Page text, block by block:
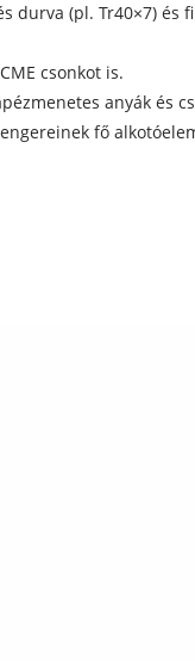
durva (pl. Tr40×7) és
csonkot is.
anyák és
fő